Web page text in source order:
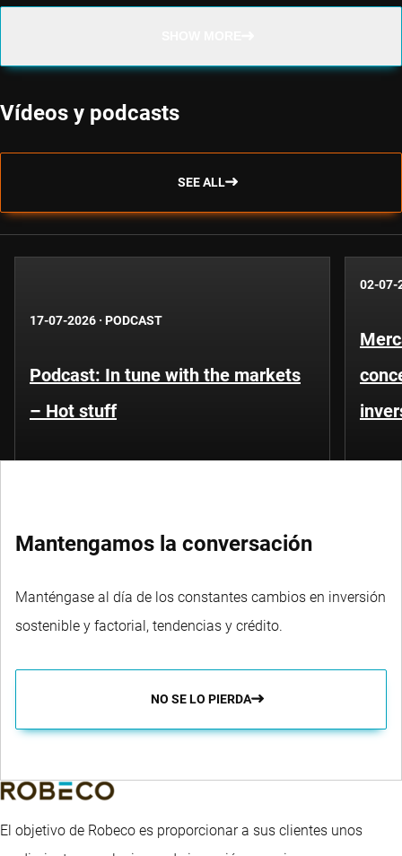
Vídeos y podcasts
SEE ALL
17-07-2026 · PODCAST
Podcast: In tune with the markets
– Hot stuff
02-07-
Mantengamos la conversación
Manténgase al día de los constantes cambios en inversión
sostenible y factorial, tendencias y crédito.
NO SE LO PIERDA
El objetivo de Robeco es proporcionar a sus clientes unos